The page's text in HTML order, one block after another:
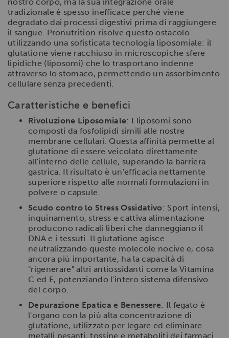
tradizionale è spesso inefficace perché viene
degradato dai processi digestivi prima di raggiungere
il sangue. Pronutrition risolve questo ostacolo
utilizzando una sofisticata tecnologia liposomiale: il
glutatione viene racchiuso in microscopiche sfere
lipidiche (liposomi) che lo trasportano indenne
attraverso lo stomaco, permettendo un assorbimento
cellulare senza precedenti.
Caratteristiche e benefici
Rivoluzione Liposomiale: I liposomi sono
composti da fosfolipidi simili alle nostre
membrane cellulari. Questa affinità permette al
glutatione di essere veicolato direttamente
all'interno delle cellule, superando la barriera
gastrica. Il risultato è un'efficacia nettamente
superiore rispetto alle normali formulazioni in
polvere o capsule.
Scudo contro lo Stress Ossidativo: Sport intensi,
inquinamento, stress e cattiva alimentazione
producono radicali liberi che danneggiano il
DNA e i tessuti. Il glutatione agisce
neutralizzando queste molecole nocive e, cosa
ancora più importante, ha la capacità di
"rigenerare" altri antiossidanti come la Vitamina
C ed E, potenziando l'intero sistema difensivo
del corpo.
Depurazione Epatica e Benessere: Il fegato è
l'organo con la più alta concentrazione di
glutatione, utilizzato per legare ed eliminare
metalli pesanti, tossine e metaboliti dei farmaci.